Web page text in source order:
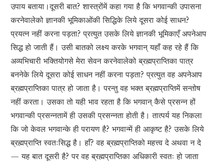
उपाय बताया।दूसरी बात? शास्त्रोंमें कहा गया है कि भगवान्की उपासना
करनेवालेको ज्ञानकी भूमिकाओंकी सिद्धिके लिये दूसरा कोई साधन?
प्रयत्न नहीं करना पड़ता? प्रत्युत उसके लिये ज्ञानकी भूमिकाएँ अपनेआप
सिद्ध हो जाती हैं। उसी बातको लक्ष्य करके भगवान् यहाँ कह रहे हैं कि
अव्यभिचारी भक्तियोगसे मेरा सेवन करनेवालेको ब्रह्मप्राप्तिका पात्र
बननेके लिये दूसरा कोई साधन नहीं करना पड़ता? प्रत्युत वह अपनेआप
ब्रह्मप्राप्तिका पात्र हो जाता है। परन्तु वह भक्त ब्रह्मप्राप्तिमें सन्तोष
नहीं करता। उसका तो यही भाव रहता है कि भगवान् कैसे प्रसन्न हों
भगवान्की प्रसन्नतामें ही उसकी प्रसन्नता होती है। तात्पर्य यह निकला
कि जो केवल भगवान्के ही परायण है? भगवान्में ही आकृष्ट है? उसके लिये
ब्रह्मप्राप्ति स्वतःसिद्ध है। हाँ? वह ब्रह्मप्राप्तिको महत्त्व दे अथवा न दे
— यह बात दूसरी है? पर वह ब्रह्मप्राप्तिका अधिकारी स्वतः हो जाता